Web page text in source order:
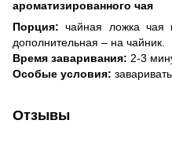
ароматизированного чая
Порция: чайная ложка
дополнительная – на чайник.
Время заваривания: 2-3
Особые условия:
Отзывы